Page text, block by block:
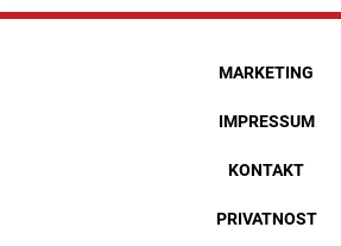
MARKETING
IMPRESSUM
KONTAKT
PRIVATNOST